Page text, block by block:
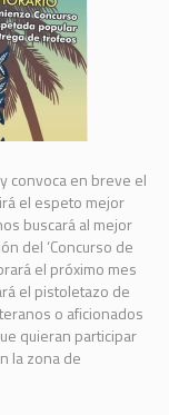
convoca en breve el
el espeto mejor
buscará al mejor
del ‘Concurso de
el próximo mes
el pistoletazo de
o aficionados
quieran participar
la zona de